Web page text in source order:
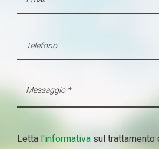
Letta l'informativasul trattamento